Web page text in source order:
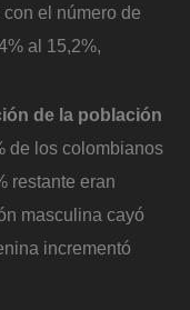
el número de
al 15,2%,
de la población
de los colombianos
restante eran
masculina cayó
incrementó